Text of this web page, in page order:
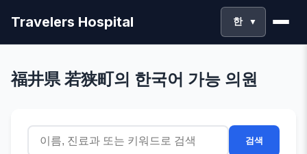
Travelers Hospital 한 ▼
福井県 若狭町의 한국어 가능 의원
검색